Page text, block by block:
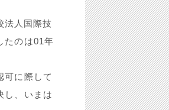
法人国際技
たのは01年
可に際して
し、いまは